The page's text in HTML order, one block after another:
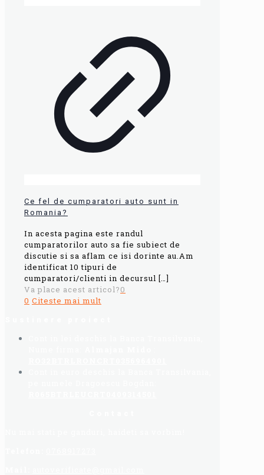
Ce fel de cumparatori auto sunt in
Romania?
In acesta pagina este randul
cumparatorilor auto sa fie subiect de
discutie si sa aflam ce isi dorinte au.Am
identificat 10 tipuri de
cumparatori/clienti in decursul […]
Va place acest articol?0
0 Citeste mai mult